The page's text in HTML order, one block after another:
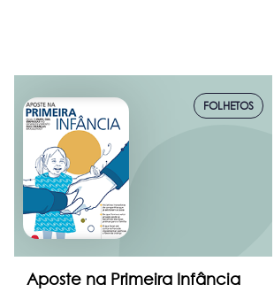
FOLHETOS
Aposte na Primeira Infância